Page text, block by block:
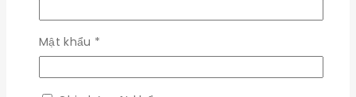
Hãy là người đầu tiên xét "Nguồn
Mật khẩu *
buộc